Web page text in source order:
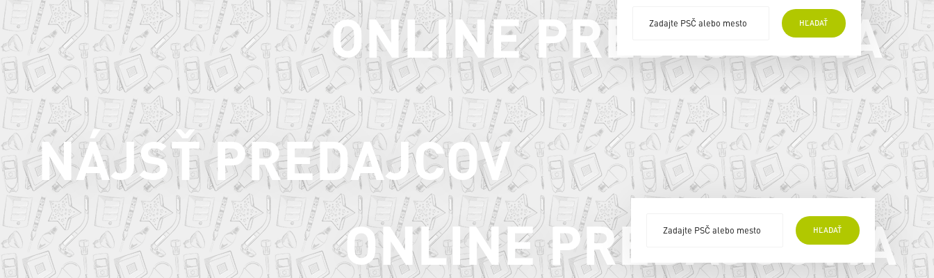
HĽADAŤ
ONLINE PREDAJCOVIA
NÁJSŤ PREDAJCOV
HĽADAŤ
ONLINE PREDAJCOVIA